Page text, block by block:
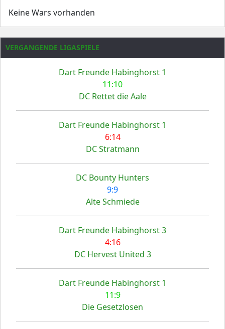
Keine Wars vorhanden
VERGANGENDE LIGASPIELE
Dart Freunde Habinghorst 1
11:10
DC Rettet die Aale
Dart Freunde Habinghorst 1
6:14
DC Stratmann
DC Bounty Hunters
9:9
Alte Schmiede
Dart Freunde Habinghorst 3
4:16
DC Hervest United 3
Dart Freunde Habinghorst 1
11:9
Die Gesetzlosen